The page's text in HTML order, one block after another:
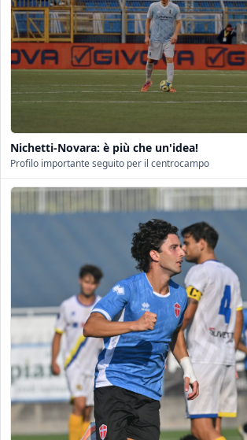
Nichetti-Novara: è più che un'idea!
Profilo importante seguito per il centrocampo